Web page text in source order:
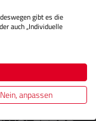
gibt es die
auch „Individuelle
Nein, anpassen